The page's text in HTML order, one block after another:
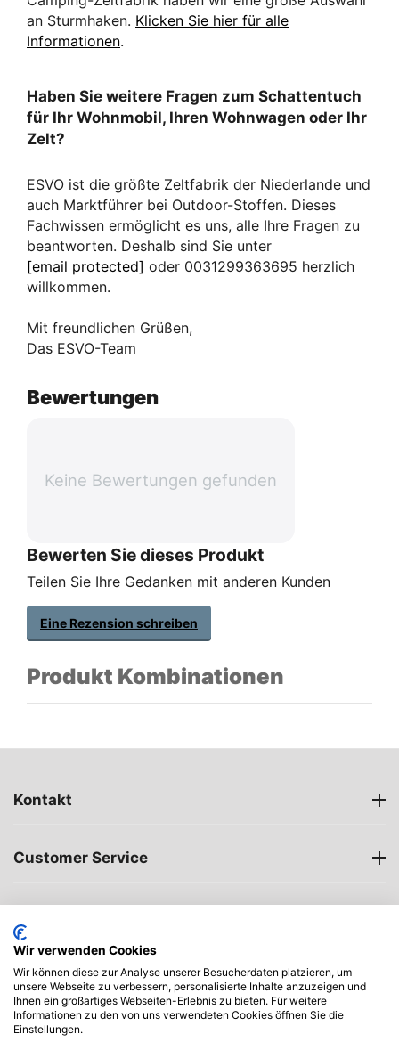
an Sturmhaken. Klicken Sie hier für alle
Informationen.
Haben Sie weitere Fragen zum Schattentuch
für Ihr Wohnmobil, Ihren Wohnwagen oder Ihr
Zelt?
ESVO ist die größte Zeltfabrik der Niederlande und
auch Marktführer bei Outdoor-Stoffen. Dieses
Fachwissen ermöglicht es uns, alle Ihre Fragen zu
beantworten. Deshalb sind Sie unter
[email protected] oder 0031299363695 herzlich
willkommen.
Mit freundlichen Grüßen,
Das ESVO-Team
Bewertungen
Keine Bewertungen gefunden
Bewerten Sie dieses Produkt
Teilen Sie Ihre Gedanken mit anderen Kunden
Eine Rezension schreiben
Produkt Kombinationen
Kontakt
Customer Service
My account
Wir verwenden Cookies
Wir können diese zur Analyse unserer Besucherdaten platzieren, um
unsere Webseite zu verbessern, personalisierte Inhalte anzuzeigen und
Ihnen ein großartiges Webseiten-Erlebnis zu bieten. Für weitere
Informationen zu den von uns verwendeten Cookies öffnen Sie die
Einstellungen.